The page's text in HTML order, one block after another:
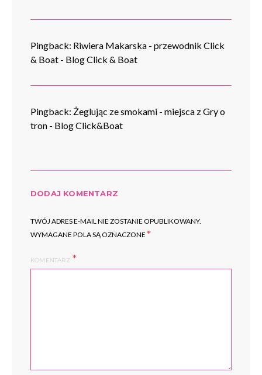
Pingback: Riwiera Makarska - przewodnik Click
& Boat - Blog Click & Boat
Pingback: Żeglując ze smokami - miejsca z Gry o
tron - Blog Click&Boat
DODAJ KOMENTARZ
TWÓJ ADRES E-MAIL NIE ZOSTANIE OPUBLIKOWANY.
WYMAGANE POLA SĄ OZNACZONE *
KOMENTARZ